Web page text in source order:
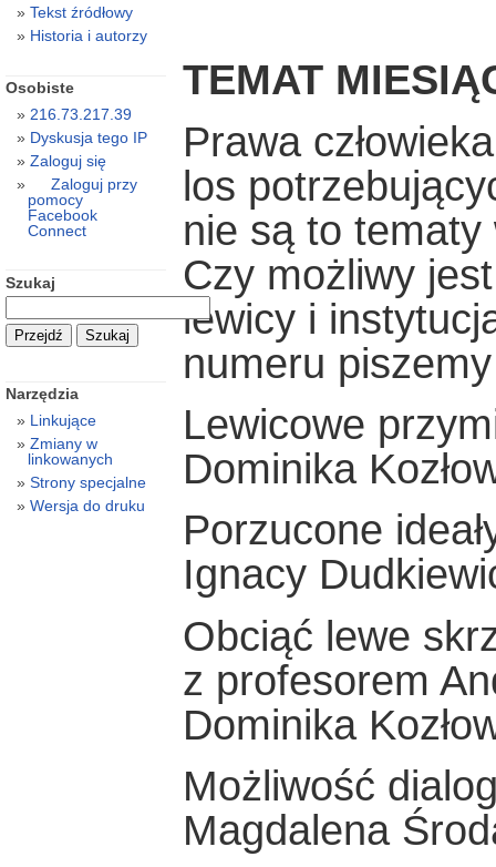
TEMAT
Prawa
los
nie są to tematy
Czy możliwy
lewicy i
numeru
Lewicowe
Dominika
Porzucone
Ignacy
Obciąć lewe
z profesorem
Dominika
Możliwość
Magdalena
Tekst źródłowy
Historia i autorzy
Osobiste
216.73.217.39
Dyskusja tego IP
Zaloguj się
Zaloguj przy
pomocy
Facebook
Connect
Szukaj
Narzędzia
Linkujące
Zmiany w
linkowanych
Strony specjalne
Wersja do druku